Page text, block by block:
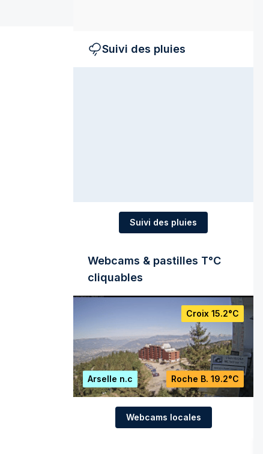
Suivi des pluies
Suivi des pluies
Webcams & pastilles T°C
cliquables
Croix 15.2°C
Arselle n.c Roche B. 19.2°C
Webcams locales